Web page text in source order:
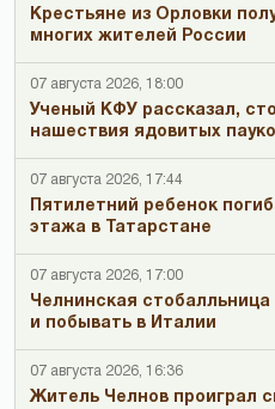
Крестьяне из Орловки
многих жителей России
07 августа 2026, 18:00
Ученый КФУ рассказал,
нашествия ядовитых
07 августа 2026, 17:44
Пятилетний ребенок
этажа в Татарстане
07 августа 2026, 17:00
Челнинская
и побывать в Италии
07 августа 2026, 16:36
Житель Челнов проиграл